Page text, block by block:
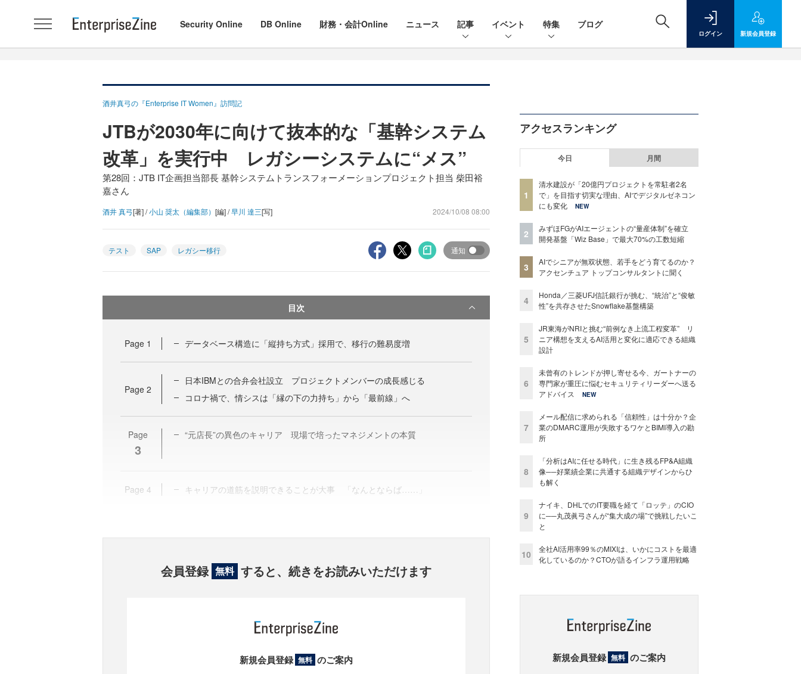
Security Online DB Online 財務・会計Online ニュース 記事 イベント 特集 ブログ
ログイン 新規会員登録
酒井真弓の『Enterprise IT Women』訪問記
JTBが2030年に向けて抜本的な「基幹システム
改革」を実行中 レガシーシステムに“メス”
第28回：JTB IT企画担当部長 基幹システムトランスフォーメーションプロジェクト担当 柴田裕
嘉さん
酒井 真弓[著] /小山 奨太（編集部） [編] /早川 達三[写] 2024/10/08 08:00
テスト SAP レガシー移行 通知
目次
Page 1 データベース構造に「縦持ち方式」採用で、移行の難易度増
Page 2
日本IBMとの合弁会社設立 プロジェクトメンバーの成長感じる
コロナ禍で、情シスは「縁の下の力持ち」から「最前線」へ
Page
3
“元店長”の異色のキャリア 現場で培ったマネジメントの本質
Page 4 キャリアの道筋を説明できることが大事 「なんとならば……」
会員登録 無料 すると、続きをお読みいただけます
新規会員登録 無料 のご案内
アクセスランキング
今日 月間
1
清水建設が「20億円プロジェクトを常駐者2名
で」を目指す切実な理由、AIでデジタルゼネコン
にも変化
NEW
2
みずほFGがAIエージェントの“量産体制”を確立
開発基盤「Wiz Base」で最大70%の工数短縮
3
AIでシニアが無双状態、若手をどう育てるのか？
アクセンチュア トップコンサルタントに聞く
4
Honda／三菱UFJ信託銀行が挑む、“統治”と“俊敏
性”を共存させたSnowflake基盤構築
5
JR東海がNRIと挑む“前例なき上流工程変革” リ
ニア構想を支えるAI活用と変化に適応できる組織
設計
6
未曾有のトレンドが押し寄せる今、ガートナーの
専門家が重圧に悩むセキュリティリーダーへ送る
アドバイス
NEW
7
メール配信に求められる「信頼性」は十分か？企
業のDMARC運用が失敗するワケとBIMI導入の勘
所
8
「分析はAIに任せる時代」に生き残るFP&A組織
像──好業績企業に共通する組織デザインからひ
も解く
9
ナイキ、DHLでのIT要職を経て「ロッテ」のCIO
に──丸茂眞弓さんが“集大成の場”で挑戦したいこ
と
10
全社AI活用率99％のMIXIは、いかにコストを最適
化しているのか？CTOが語るインフラ運用戦略
新規会員登録 無料 のご案内